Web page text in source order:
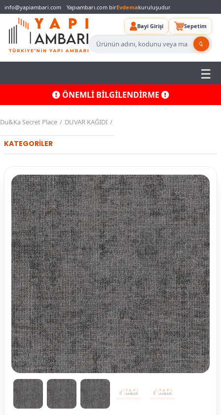
info@yapiambari.com Yapıambarı.com birEvdemakuruluşudur.
Bayi Girişi Sepetim
ÖNEMLİ BİLGİLENDİRME
Du&Ka Secret Place DUVAR KAĞIDI
KATEGORİLER